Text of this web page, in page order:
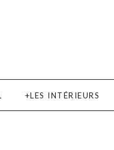
LES INTÉRIEURS